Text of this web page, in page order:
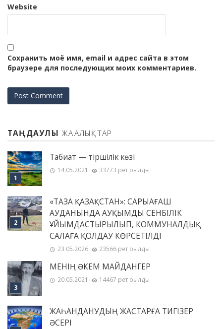
Website
Сохранить моё имя, email и адрес сайта в этом
браузере для последующих моих комментариев.
ТАҢДАУЛЫ ЖАҢАЛЫҚТАР
Табиғат — тіршілік көзі
14.05.2021 33773 рет оқылды
«ТАЗА ҚАЗАҚСТАН»: САРЫАҒАШ
АУДАНЫНДА АУҚЫМДЫ СЕНБІЛІК
ҰЙЫМДАСТЫРЫЛЫП, КОММУНАЛДЫҚ
САЛАҒА ҚОЛДАУ КӨРСЕТІЛДІ
23.05.2026 23566 рет оқылды
МЕНІҢ ƏКЕМ МАЙДАНГЕР
20.05.2021 14467 рет оқылды
ЖАҺАНДАНУДЫҢ ЖАСТАРҒА ТИГІЗЕР
ӘСЕРІ